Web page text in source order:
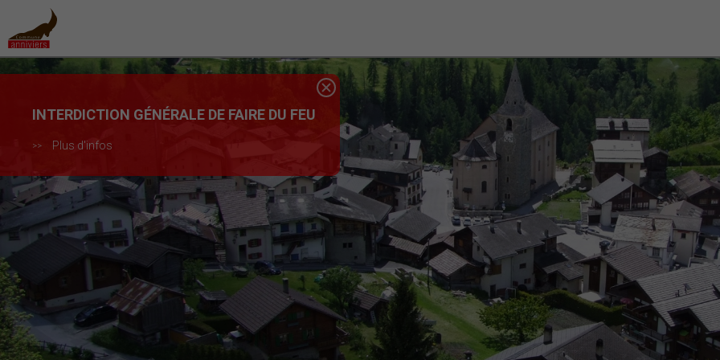
INTERDICTION GÉNÉRALE DE FAIRE DU FEU
Plus d'infos